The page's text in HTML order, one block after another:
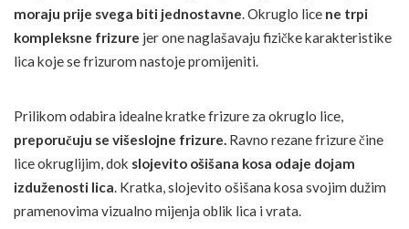
moraju prije svega biti jednostavne. Okruglo lice ne trpi
kompleksne frizure jer one naglašavaju fizičke karakteristike
lica koje se frizurom nastoje promijeniti.
Prilikom odabira idealne kratke frizure za okruglo lice,
preporučuju se višeslojne frizure. Ravno rezane frizure čine
lice okruglijim, dok slojevito ošišana kosa odaje dojam
izduženosti lica. Kratka, slojevito ošišana kosa svojim dužim
pramenovima vizualno mijenja oblik lica i vrata.